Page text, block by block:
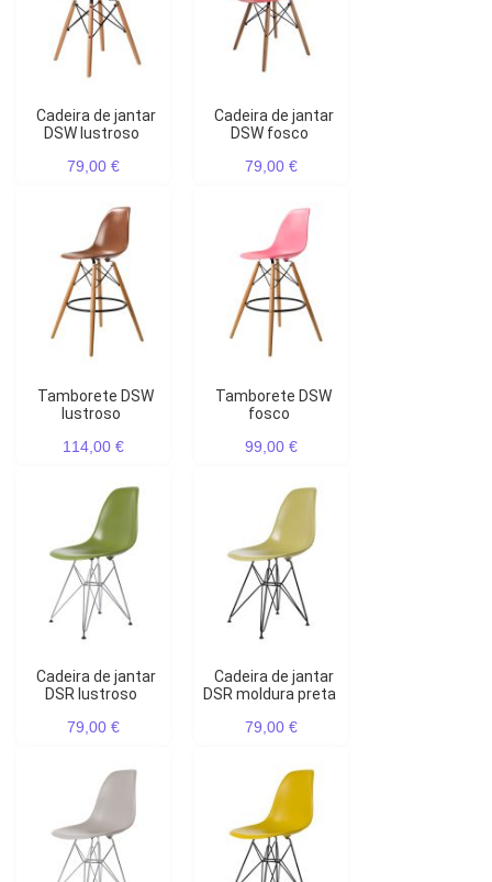
Cadeira de jantar
DSW lustroso
79,00 €
Cadeira de jantar
DSW fosco
79,00 €
Tamborete DSW
lustroso
114,00 €
Tamborete DSW
fosco
99,00 €
Cadeira de jantar
DSR lustroso
79,00 €
Cadeira de jantar
DSR moldura preta
79,00 €